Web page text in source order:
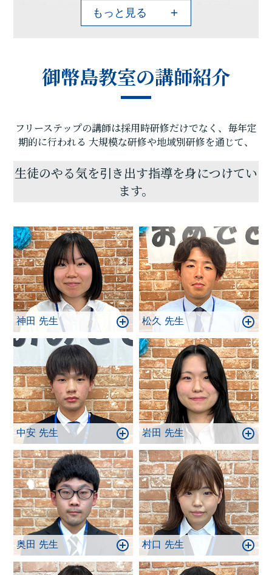
寄り添った授業を実施していくことで、多くの生
徒・保護者へ喜びと感動を与えてきた教室です。
傾向を常に分析し、点数アップ・合格を実現できる
よう最後まで手厚くサポートをします。進路指導は
もちろん、勉強の仕方も丁寧に指導させて頂き、初
した教室一同が真摯に向き合ってまいります。
是非一度、個別相談にいらっしゃってください。い
もっと見る
御幣島教室の講師紹介
フリーステップの講師は採用時研修だけでなく、毎年定
期的に行われる 大規模な研修や地域別研修を通じて、
生徒のやる気を引き出す指導を身につけてい
ます。
神田 先生 松久 先生
中安 先生 岩田 先生
奥田 先生 村口 先生